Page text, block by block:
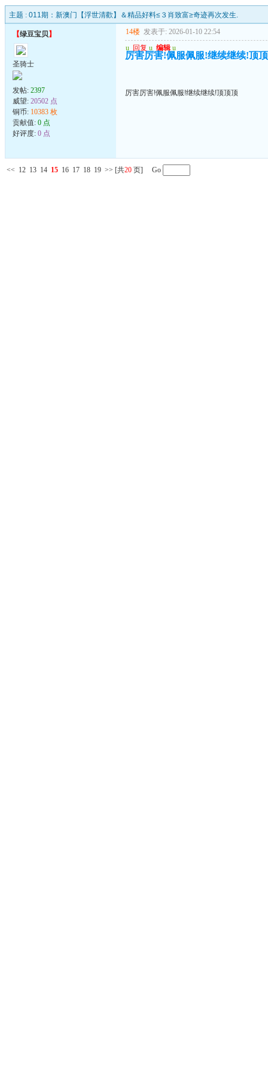
主题 : 011期：新澳门【浮世清歡】＆精品好料≤３肖致富≥奇迹再次发生.
【绿豆宝贝】
圣骑士
发帖: 2397
威望: 20502 点
铜币: 10383 枚
贡献值: 0 点
好评度: 0 点
14楼 发表于: 2026-01-10 22:54
u 回复 u 编辑 u
厉害厉害!佩服佩服!继续继续!顶
厉害厉害!佩服佩服!继续继续!顶顶顶
<< 12 13 14 15 16 17 18 19 >> [共20 页] Go